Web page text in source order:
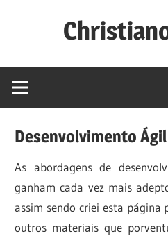
de
Santos,
professor
Instituto
Desenvolvimento Ágil
As abordagens de
ganham cada vez mais
assim sendo criei esta página
outros materiais que